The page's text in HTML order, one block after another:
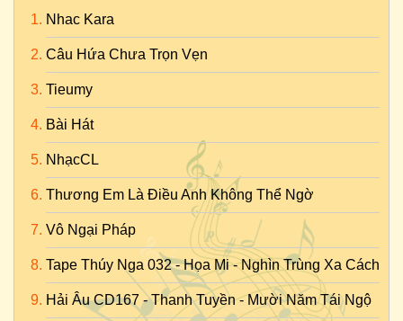
Nhac Kara
Câu Hứa Chưa Trọn Vẹn
Tieumy
Bài Hát
NhạcCL
Thương Em Là Điều Anh Không Thể Ngờ
Vô Ngại Pháp
Tape Thúy Nga 032 - Họa Mi - Nghìn Trùng Xa Cách
Hải Âu CD167 - Thanh Tuyền - Mười Năm Tái Ngộ